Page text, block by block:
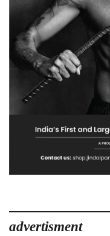
advertisment